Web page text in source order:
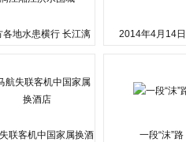
各地水患横行 长江漓
2014年4月14
联客机中国家属换酒 一段“沫”路